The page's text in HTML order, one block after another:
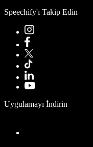
Speechify'ı Takip Edin
Uygulamayı İndirin